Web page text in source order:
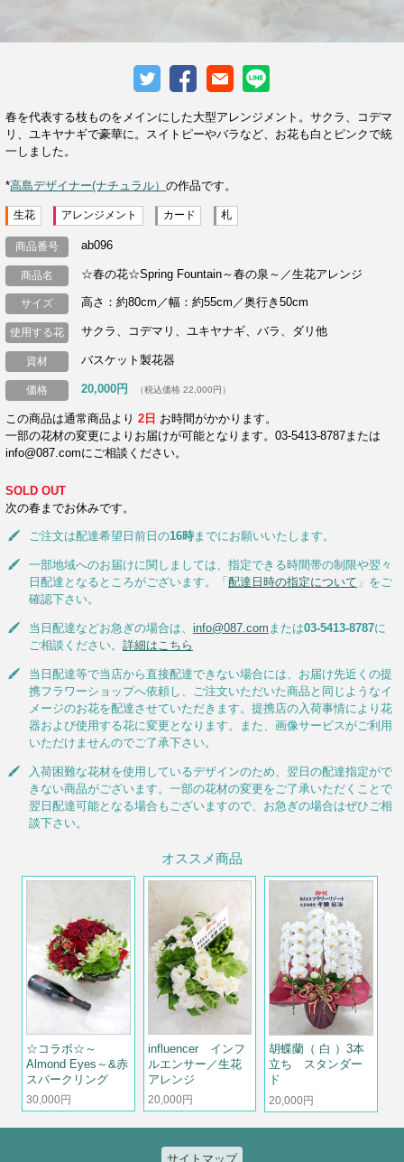
春を代表する枝ものをメインにした大型アレンジメント。サクラ、コデマ
リ、ユキヤナギで豪華に。スイトピーやバラなど、お花も白とピンクで統
一しました。
*高島デザイナー(ナチュラル）の作品です。
生花 アレンジメント カード 札
商品番号 ab096
商品名 ☆春の花☆Spring Fountain～春の泉～／生花アレンジ
サイズ 高さ：約80cm／幅：約55cm／奥行き50cm
使用する花 サクラ、コデマリ、ユキヤナギ、バラ、ダリ他
資材 バスケット製花器
価格 20,000円 （税込価格 22,000円）
この商品は通常商品より2日 お時間がかかります。
一部の花材の変更によりお届けが可能となります。03-5413-8787または
info@087.comにご相談ください。
SOLD OUT
次の春までお休みです。
ご注文は配達希望日前日の16時までにお願いいたします。
一部地域へのお届けに関しましては、指定できる時間帯の制限や翌々
日配達となるところがございます。「 配達日時の指定について 」をご
確認下さい。
当日配達などお急ぎの場合は、 info@087.com または03-5413-8787に
ご相談ください。 詳細はこちら
当日配達等で当店から直接配達できない場合には、お届け先近くの提
携フラワーショップへ依頼し、ご注文いただいた商品と同じようなイ
メージのお花を配達させていただきます。提携店の入荷事情により花
器および使用する花に変更となります。また、画像サービスがご利用
いただけませんのでご了承下さい。
入荷困難な花材を使用しているデザインのため、翌日の配達指定がで
きない商品がございます。一部の花材の変更をご了承いただくことで
翌日配達可能となる場合もございますので、お急ぎの場合はぜひご相
談下さい。
オススメ商品
☆コラボ☆～
Almond Eyes～&赤
スパークリング
30,000円
influencer インフ
ルエンサー／生花
アレンジ
20,000円
胡蝶蘭（ 白 ）3本
立ち スタンダー
ド
20,000円
サイトマップ